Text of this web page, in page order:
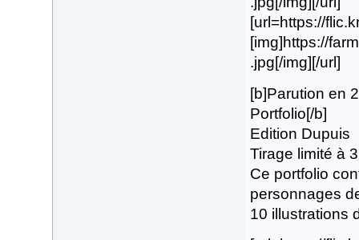
[url=https://
[img]https://
.jpg[/img][/url]
[b]Parution en
Portfolio[/b]
Edition Dupuis
Tirage limité à
Ce portfolio
personnages
10 illustrations